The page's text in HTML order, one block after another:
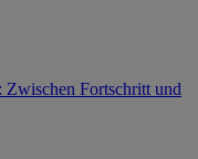
Fortschritt und